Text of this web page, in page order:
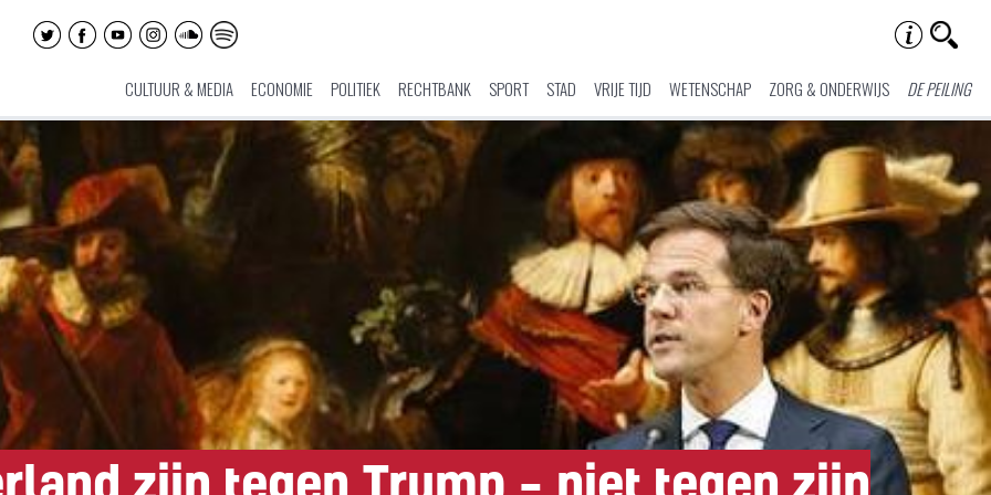
CULTUUR & MEDIA ECONOMIE POLITIEK RECHTBANK SPORT STAD VRIJE TIJD WETENSCHAP ZORG & ONDERWIJS DE PEILING
zijn tegen Trump – niet tegen zijn